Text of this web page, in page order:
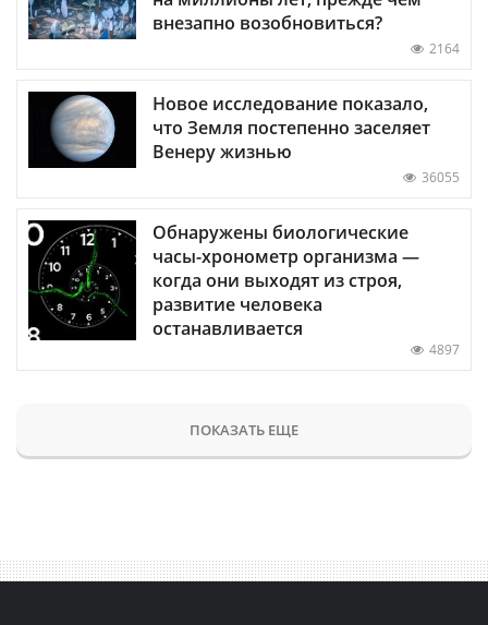
внезапно возобновиться?
2164
Новое исследование показало,
что Земля постепенно заселяет
Венеру жизнью
36055
Обнаружены биологические
часы-хронометр организма —
когда они выходят из строя,
развитие человека
останавливается
4897
ПОКАЗАТЬ ЕЩЕ